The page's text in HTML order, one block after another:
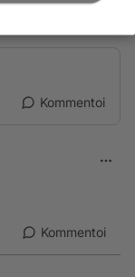
Kommentoi
Kommentoi